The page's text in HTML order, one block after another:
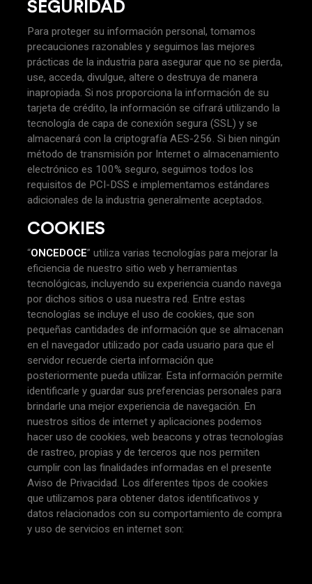
SEGURIDAD
Para proteger su información personal, tomamos
precauciones razonables y seguimos las mejores
prácticas de la industria para asegurar que no se pierda,
use, acceda, divulgue, altere o destruya de manera
inapropiada. Si nos proporciona la información de su
tarjeta de crédito, la información se cifrará utilizando la
tecnología de capa de conexión segura (SSL) y se
almacenará con la criptografía AES-256. Si bien ningún
método de transmisión por Internet o almacenamiento
electrónico es 100% seguro, seguimos todos los
requisitos de PCI-DSS e implementamos estándares
adicionales de la industria generalmente aceptados.
COOKIES
“ONCEDOCE” utiliza varias tecnologías para mejorar la
eficiencia de nuestro sitio web y herramientas
tecnológicas, incluyendo su experiencia cuando navega
por dichos sitios o usa nuestra red. Entre estas
tecnologías se incluye el uso de cookies, que son
pequeñas cantidades de información que se almacenan
en el navegador utilizado por cada usuario para que el
servidor recuerde cierta información que
posteriormente pueda utilizar. Esta información permite
identificarle y guardar sus preferencias personales para
brindarle una mejor experiencia de navegación. En
nuestros sitios de internet y aplicaciones podemos
hacer uso de cookies, web beacons y otras tecnologías
de rastreo, propias y de terceros que nos permiten
cumplir con las finalidades informadas en el presente
Aviso de Privacidad. Los diferentes tipos de cookies
que utilizamos para obtener datos identificativos y
datos relacionados con su comportamiento de compra
y uso de servicios en internet son: